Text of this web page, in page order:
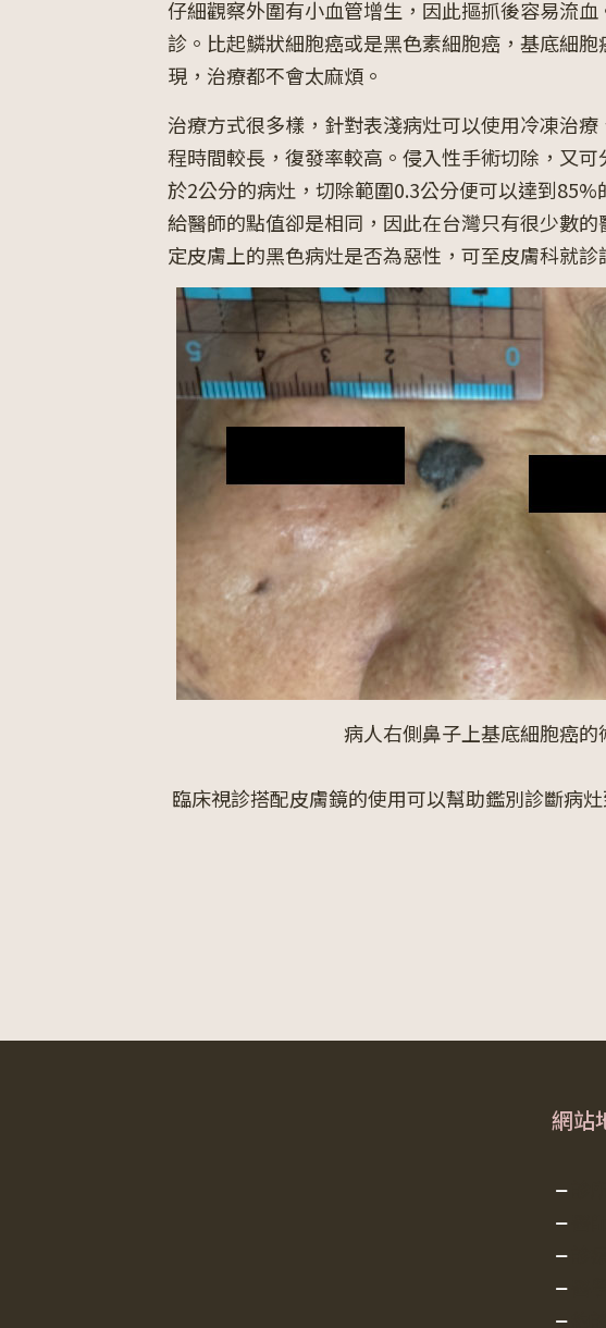
仔細觀察外圍有小血管增生，因此摳抓後容易流
診。比起鱗狀細胞癌或是黑色素細胞癌，基底細
現，治療都不會太麻煩。
治療方式很多樣，針對表淺病灶可以使用冷凍治
程時間較長，復發率較高。侵入性手術切除，又
於2公分的病灶，切除範圍0.3公分便可以達到
給醫師的點值卻是相同，因此在台灣只有很少數
定皮膚上的黑色病灶是否為惡性，可至皮膚科就
病人右側鼻子上基底細胞癌的
臨床視診搭配皮膚鏡的使用可以幫助鑑別診斷病
網站